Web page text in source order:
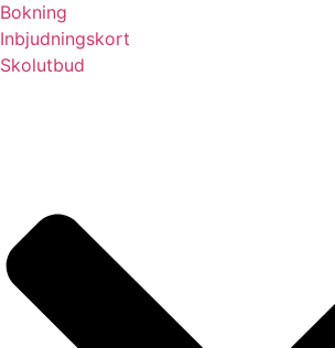
Bokning
Inbjudningskort
Skolutbud